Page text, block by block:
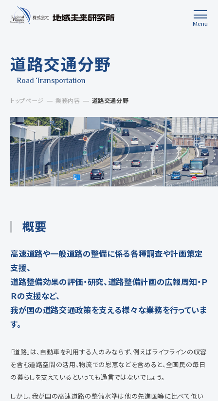
Menu
道路交通分野
Road Transportation
トップページ 業務内容 道路交通分野
概要
高速道路や一般道路の整備に係る各種調査や計画策定
支援、
道路整備効果の評価・研究、道路整備計画の広報周知・Ｐ
Ｒの支援など、
我が国の道路交通政策を支える様々な業務を行っていま
す。
「道路」は、自動車を利用する人のみならず、例えばライフラインの収容
を含む道路空間の活用、物流での恩恵などを含めると、全国民の毎日
の暮らしを支えているといっても過言ではないでしょう。
しかし、我が国の高速道路の整備水準は他の先進国等に比べて低い